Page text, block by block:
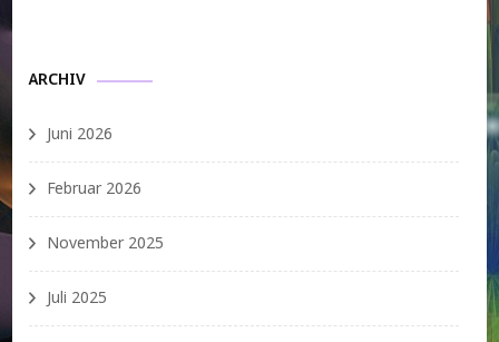
ARCHIV
Juni 2026
Februar 2026
November 2025
Juli 2025